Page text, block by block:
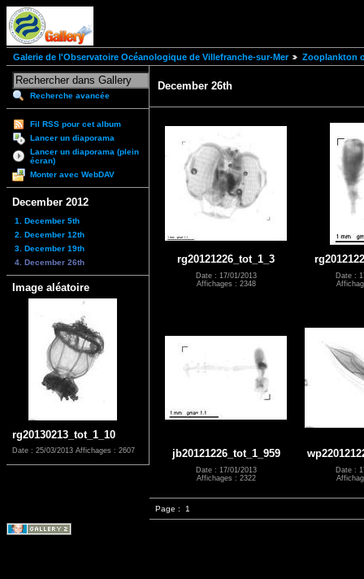
Galerie de l'Observatoire Océanologique de Villefranche-sur-Mer Zooplankton
Recherche avancée
Fil RSS pour cet album
Lancer un diaporama
Lancer un diaporama (plein
écran)
Monter avec WebDAV
December 2012
1. December 5th
2. December 12th
3. December 19th
4. December 26th
Image aléatoire
rg20130213_tot_1_10
Date : 25/03/2013 Affichages : 2607
December 26th
rg20121226_tot_1_3
Date : 17/01/2013
Affichages : 2348
Date :
jb20121226_tot_1_959
Date : 17/01/2013
Affichages : 2322
Date :
Page : 1